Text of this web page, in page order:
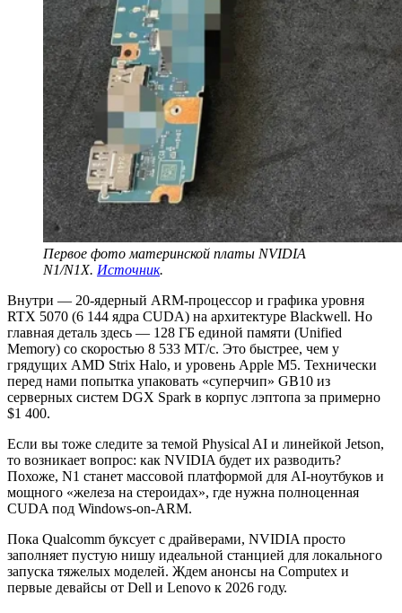
Первое фото материнской платы NVIDIA
N1/N1X. Источник.
Внутри — 20-ядерный ARM-процессор и графика уровня
RTX 5070 (6 144 ядра CUDA) на архитектуре Blackwell. Но
главная деталь здесь — 128 ГБ единой памяти (Unified
Memory) со скоростью 8 533 MT/с. Это быстрее, чем у
грядущих AMD Strix Halo, и уровень Apple M5. Технически
перед нами попытка упаковать «суперчип» GB10 из
серверных систем DGX Spark в корпус лэптопа за примерно
$1 400.
Если вы тоже следите за темой Physical AI и линейкой Jetson,
то возникает вопрос: как NVIDIA будет их разводить?
Похоже, N1 станет массовой платформой для AI-ноутбуков и
мощного «железа на стероидах», где нужна полноценная
CUDA под Windows-on-ARM.
Пока Qualcomm буксует с драйверами, NVIDIA просто
заполняет пустую нишу идеальной станцией для локального
запуска тяжелых моделей. Ждем анонсы на Computex и
первые девайсы от Dell и Lenovo к 2026 году.